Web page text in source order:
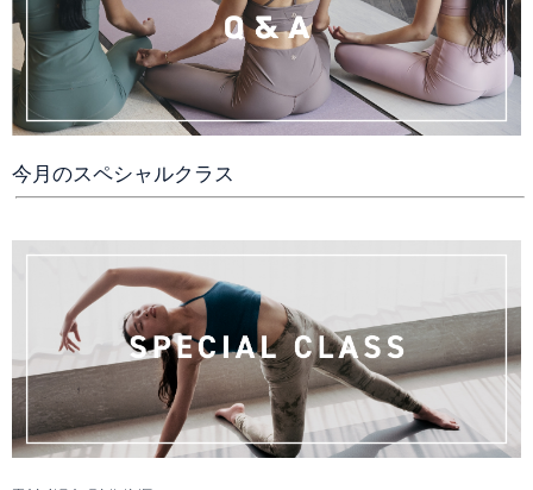
今月のスペシャルクラス